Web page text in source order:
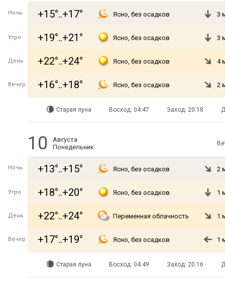
Ночь +15°..+17° Ясно, без осадков 3
Утро +19°..+21° Ясно, без осадков 3
День +22°..+24° Ясно, без осадков 4
Вечер +16°..+18° Ясно, без осадков 2
Старая луна Восход: 04:47 Заход: 20:18
10
Августа
Понедельник
Ночь +13°..+15° Ясно, без осадков 2
Утро +18°..+20° Ясно, без осадков 1
День +22°..+24° Переменная облачность 1
Вечер +17°..+19° Ясно, без осадков 1
Старая луна Восход: 04:49 Заход: 20:16